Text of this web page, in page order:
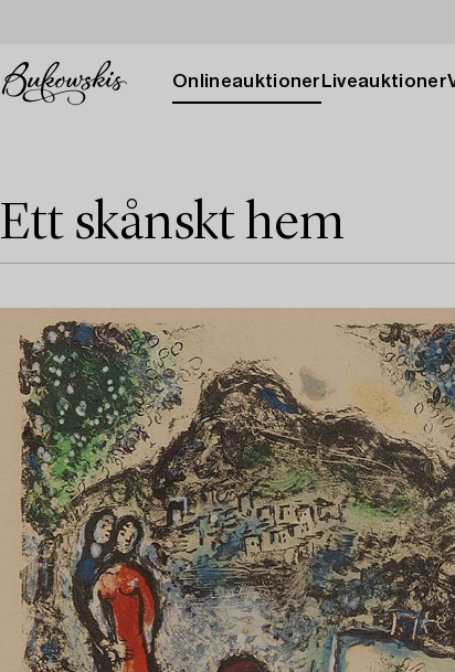
Onlineauktioner Liveauktioner
Ett skånskt hem